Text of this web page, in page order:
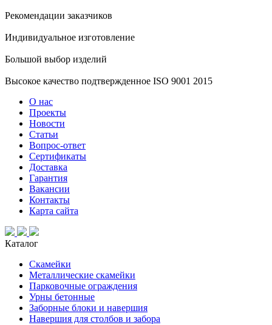
Рекомендации заказчиков
Индивидуальное изготовление
Большой выбор изделий
Высокое качество подтвержденное ISO 9001 2015
О нас
Проекты
Новости
Статьи
Вопрос-ответ
Сертификаты
Доставка
Гарантия
Вакансии
Контакты
Карта сайта
Каталог
Скамейки
Металлические скамейки
Парковочные ограждения
Урны бетонные
Заборные блоки и навершия
Навершия для столбов и забора